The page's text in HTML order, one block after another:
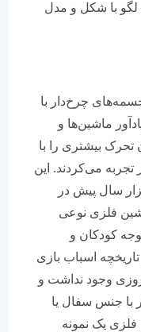
شکل و مدل
چرخ‌دار با
و
را با
می‌کردند. این
پیش در
نوعی
و
اسباب بازی
نداشت و
سفال یا
نمونه